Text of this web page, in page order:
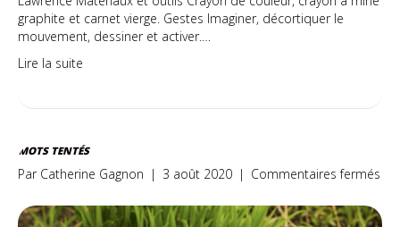
graphite et carnet vierge. Gestes Imaginer, décortiquer le
mouvement, dessiner et activer.…
Lire la suite
MOTS TENTÉS
Par Catherine Gagnon | 3 août 2020 | Commentaires fermés